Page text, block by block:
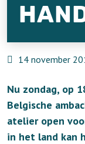
14 november
Nu zondag, op
Belgische
atelier open
in het land kan